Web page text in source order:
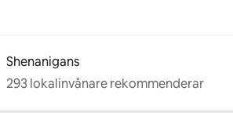
Shenanigans
293 lokalinvånare rekommenderar